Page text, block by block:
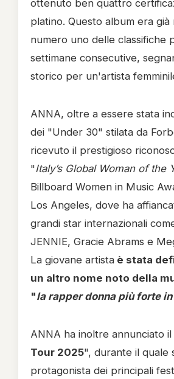
ottenuto ben quattro
platino. Questo album era già
numero uno delle classifiche
settimane consecutive,
storico per un'artista
ANNA, oltre a essere stata
dei "Under 30" stilata da
ricevuto il prestigioso
"Italy’s Global Woman of the
Billboard Women in Music
Los Angeles, dove ha
grandi star internazionali
JENNIE, Gracie Abrams e
La giovane artista è stata
un altro nome noto della
"la rapper donna più forte
ANNA ha inoltre annunciato
Tour 2025", durante il quale
protagonista dei principali